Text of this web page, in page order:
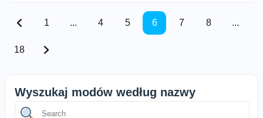
1 ... 4 5 6 7 8 ...
18
Wyszukaj modów według nazwy